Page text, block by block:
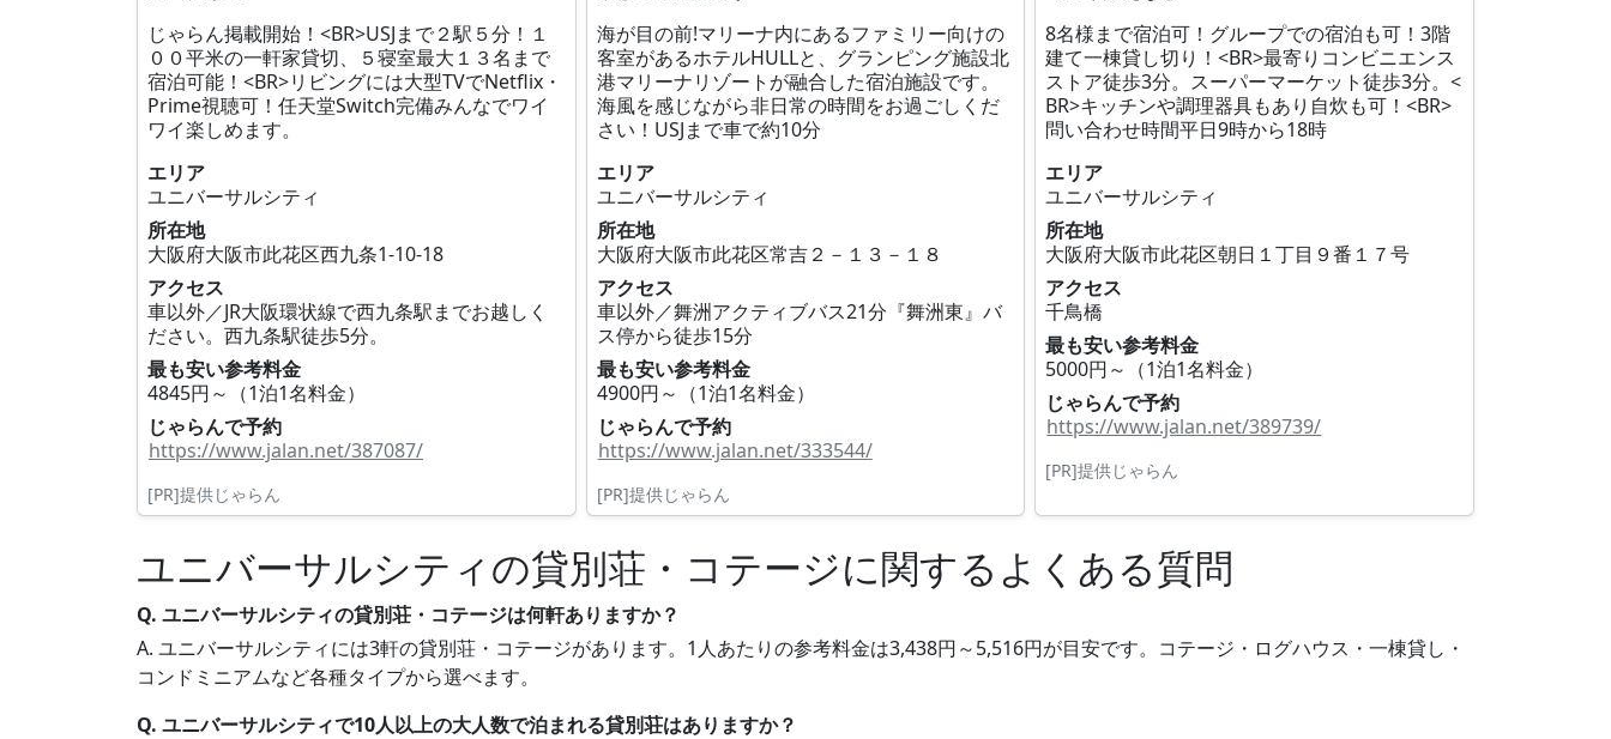
じゃらん掲載開始！<BR>USJまで２駅５分！１
００平米の一軒家貸切、５寝室最大１３名まで
宿泊可能！<BR>リビングには大型TVでNetflix・
Prime視聴可！任天堂Switch完備みんなでワイ
ワイ楽しめます。
エリア
ユニバーサルシティ
所在地
大阪府大阪市此花区西九条1‐10‐18
アクセス
車以外／JR大阪環状線で西九条駅までお越しく
ださい。西九条駅徒歩5分。
最も安い参考料金
4845円～（1泊1名料金）
じゃらんで予約
https://www.jalan.net/387087/
[PR]提供じゃらん
海が目の前!マリーナ内にあるファミリー向けの
客室があるホテルHULLと、グランピング施設北
港マリーナリゾートが融合した宿泊施設です。
海風を感じながら非日常の時間をお過ごしくだ
さい！USJまで車で約10分
エリア
ユニバーサルシティ
所在地
大阪府大阪市此花区常吉２－１３－１８
アクセス
車以外／舞洲アクティブバス21分『舞洲東』バ
ス停から徒歩15分
最も安い参考料金
4900円～（1泊1名料金）
じゃらんで予約
https://www.jalan.net/333544/
[PR]提供じゃらん
8名様まで宿泊可！グループでの宿泊も可！3階
建て一棟貸し切り！<BR>最寄りコンビニエンス
ストア徒歩3分。スーパーマーケット徒歩3分。<
BR>キッチンや調理器具もあり自炊も可！<BR>
問い合わせ時間平日9時から18時
エリア
ユニバーサルシティ
所在地
大阪府大阪市此花区朝日１丁目９番１７号
アクセス
千鳥橋
最も安い参考料金
5000円～（1泊1名料金）
じゃらんで予約
https://www.jalan.net/389739/
[PR]提供じゃらん
ユニバーサルシティの貸別荘・コテージに関するよくある質問
Q. ユニバーサルシティの貸別荘・コテージは何軒ありますか？
A. ユニバーサルシティには3軒の貸別荘・コテージがあります。1人あたりの参考料金は3,438円～5,516円が目安です。コテージ・ログハウス・一棟貸し・
コンドミニアムなど各種タイプから選べます。
Q. ユニバーサルシティで10人以上の大人数で泊まれる貸別荘はありますか？